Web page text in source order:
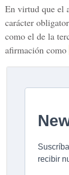
En virtud que el
carácter
como el de la
afirmación como